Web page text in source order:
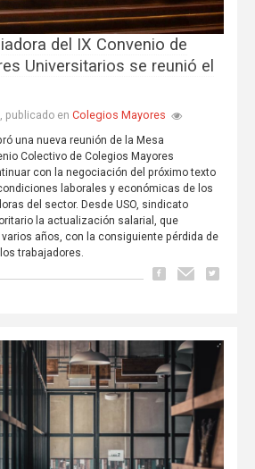
del IX Convenio de
Universitarios se reunió el
publicado en Colegios Mayores
una nueva reunión de la Mesa
Colectivo de Colegios Mayores
con la negociación del próximo texto
laborales y económicas de los
del sector. Desde USO, sindicato
la actualización salarial, que
años, con la consiguiente pérdida de
trabajadores.